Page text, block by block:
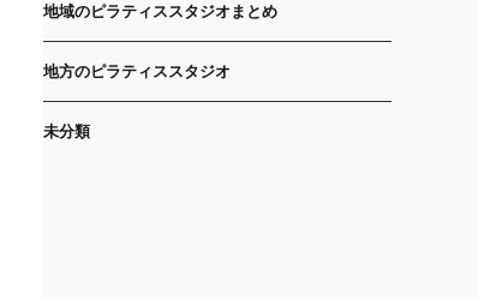
地域のピラティススタジオまとめ
地方のピラティススタジオ
未分類